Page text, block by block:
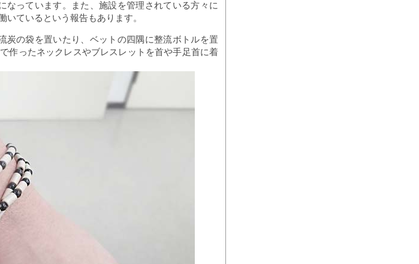
なっています。また、施設を管理されている方々に
いているという報告もあります。
炭の袋を置いたり、ベットの四隅に整流ボトルを置
作ったネックレスやブレスレットを首や手足首に着